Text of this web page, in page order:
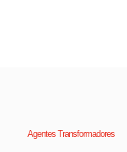
Agentes Transformadores